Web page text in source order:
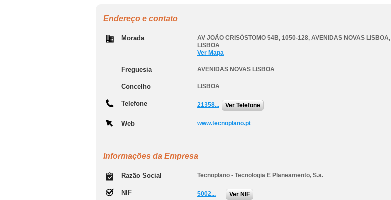
Endereço e contato
Morada AV JOÃO CRISÓSTOMO 54B, 1050-128, AVENIDAS NOVAS LISBOA,
LISBOA
Ver Mapa
Freguesia AVENIDAS NOVAS LISBOA
Concelho LISBOA
Telefone 21358... Ver Telefone
Web www.tecnoplano.pt
Informações da Empresa
Razão Social Tecnoplano - Tecnologia E Planeamento, S.a.
NIF 5002... Ver NIF